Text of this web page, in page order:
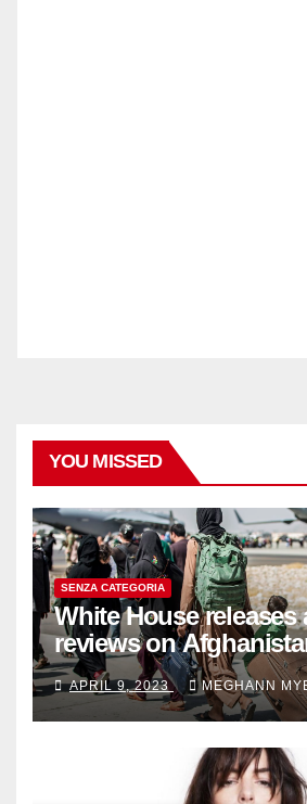
YOU MISSED
SENZA CATEGORIA
White House releases
reviews on
withdrawal
APRIL 9, 2023 MEGHANN